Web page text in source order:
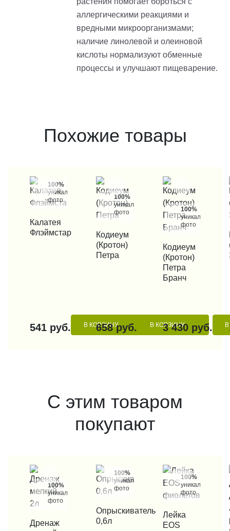
аллергическими реакциями и
вредными микроорганизмами;
наличие линолевой и олеиновой
кислоты нормализуют обменные
процессы и улучшают пищеварение.
Похожие товары
100%
уникальные
фото
КУПИТЬ В 1 КЛИК
Калатея
Флэймстар
541 руб. В КОРЗИНУ
100%
уникальные
фото
КУПИТЬ В 1 КЛИК
Кодиеум
(Кротон)
Петра
658 руб. В КОРЗИНУ
100%
уникальные
фото
КУПИТЬ В 1 КЛИК
Кодиеум
(Кротон)
Петра
Бранч
3 430 руб.
С этим товаром
покупают
100%
уникальные
фото
КУПИТЬ В 1 КЛИК
Дренаж
100%
уникальные
фото
КУПИТЬ В 1 КЛИК
Опрыскиватель
0,6л
100%
уникальные
фото
КУПИТЬ В 1 КЛИК
Лейка
EOS